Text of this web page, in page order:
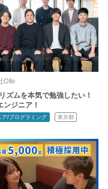
Ollo
ズムを本気で勉強したい！
ンジニア！
ア/プログラミング 東京都